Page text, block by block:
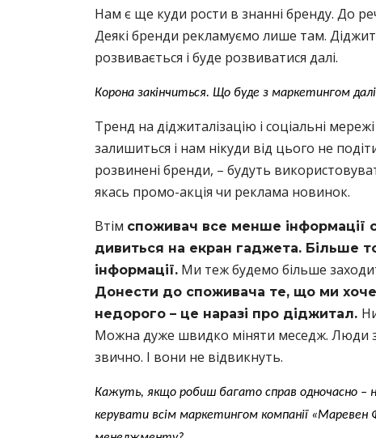
Нам є ще куди рости в знанні бренду. До
Деякі бренди рекламуємо лише там.
розвивається і буде розвиватися далі.
Корона закінчиться. Що буде з маркетингом
Тренд на діджиталізацію і соціальні
залишиться і нам нікуди від цього не
розвинені бренди, – будуть
якась промо-акція чи реклама новинок.
Втім споживач все менше інформації
дивиться на екран гаджета. Більше
інформації. Ми теж будемо більше
Донести до споживача те, що ми
недорого – це наразі про діджитал.
Можна дуже швидко міняти меседж. Люди
звично. І вони не відвикнуть.
Кажуть, якщо робиш багато справ одночасно –
керувати всім маркетингом компанії